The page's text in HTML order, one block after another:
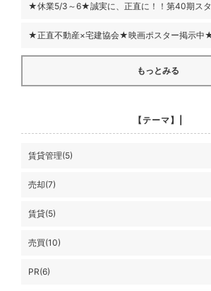
★休業5/3～6★誠実に、正直に！！第40期スタ
★正直不動産×宅建協会★映画ポスター掲示中
もっとみる
【テーマ】|
賃貸管理(5)
売却(7)
賃貸(5)
売買(10)
PR(6)